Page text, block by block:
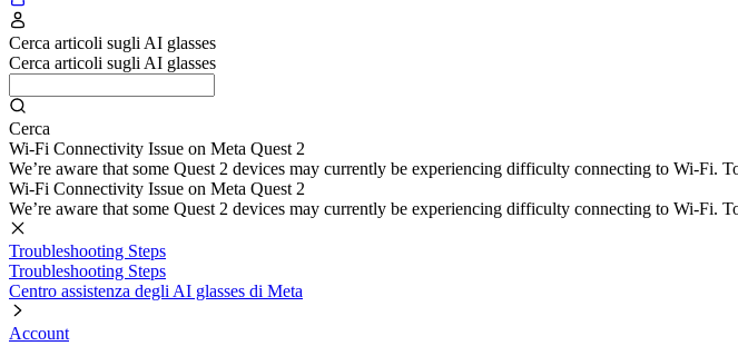
Cerca articoli sugli AI glasses
Cerca articoli sugli AI glasses
Cerca
Wi-Fi Connectivity Issue on Meta Quest 2
We’re aware that some Quest 2 devices may currently be experiencing difficulty connecting to Wi-Fi.
Wi-Fi Connectivity Issue on Meta Quest 2
We’re aware that some Quest 2 devices may currently be experiencing difficulty connecting to Wi-Fi.
Troubleshooting Steps
Troubleshooting Steps
Centro assistenza degli AI glasses di Meta
Account